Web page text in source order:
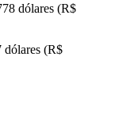
dólares (R$
dólares (R$